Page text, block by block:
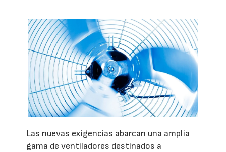
Las nuevas exigencias abarcan una amplia
gama de ventiladores destinados a